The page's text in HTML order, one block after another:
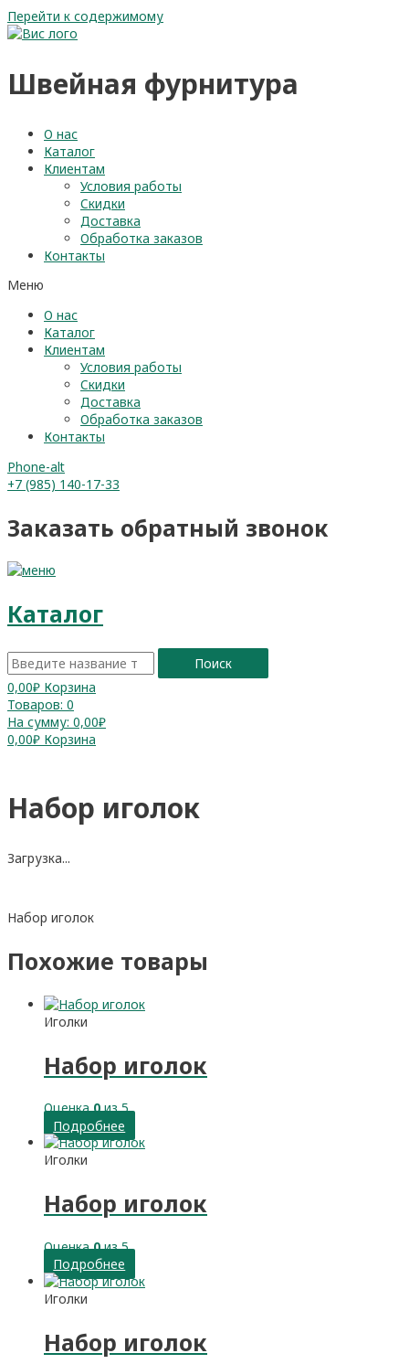
Перейти к содержимому
Швейная фурнитура
О нас
Каталог
Клиентам
Условия работы
Скидки
Доставка
Обработка заказов
Контакты
Меню
О нас
Каталог
Клиентам
Условия работы
Скидки
Доставка
Обработка заказов
Контакты
Phone-alt
+7 (985) 140-17-33
Заказать обратный звонок
Каталог
Поиск
0,00₽ Корзина
Товаров: 0
На сумму: 0,00₽
0,00₽ Корзина
Набор иголок
Загрузка...
Набор иголок
Похожие товары
Иголки
Набор иголок
Оценка0из 5
Подробнее
Иголки
Набор иголок
Оценка0из 5
Подробнее
Иголки
Набор иголок